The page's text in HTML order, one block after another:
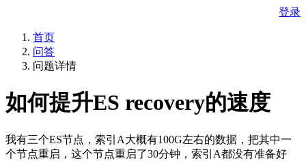
登录
首页
问答
问题详情
如何提升ES recovery的速度
我有三个ES节点，索引A大概有100G左右的数据，把其中一
个节点重启，这个节点重启了30分钟，索引A都没有准备好